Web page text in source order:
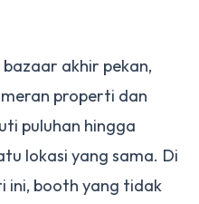
akhir pekan,
properti dan
puluhan hingga
lokasi yang sama. Di
ini, booth yang tidak